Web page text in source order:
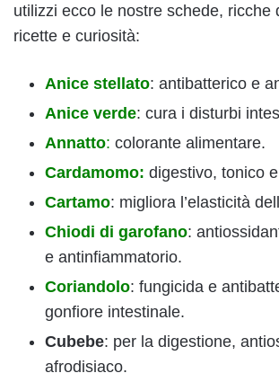
utilizzi ecco le nostre schede, ricche
ricette e curiosità:
Anice stellato: antibatterico e
Anice verde: cura i disturbi
Annatto: colorante alimentare.
Cardamomo: digestivo, tonico
Cartamo: migliora l’elasticità
Chiodi di garofano:
e antinfiammatorio.
Coriandolo: fungicida e
gonfiore intestinale.
Cubebe: per la digestione,
afrodisiaco.